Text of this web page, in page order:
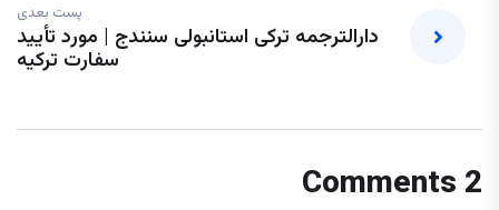
پست بعدی
دارالترجمه ترکی استانبولی سنندج | مورد تأیید
سفارت ترکیه
2 Comments